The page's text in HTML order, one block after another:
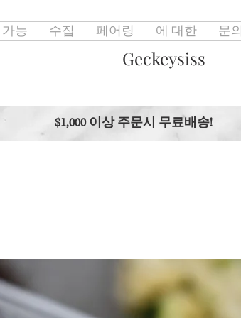
능 수집 페어링 에 대한 문의
Geckeysiss
$1,000 이상 주문시 무료배송!